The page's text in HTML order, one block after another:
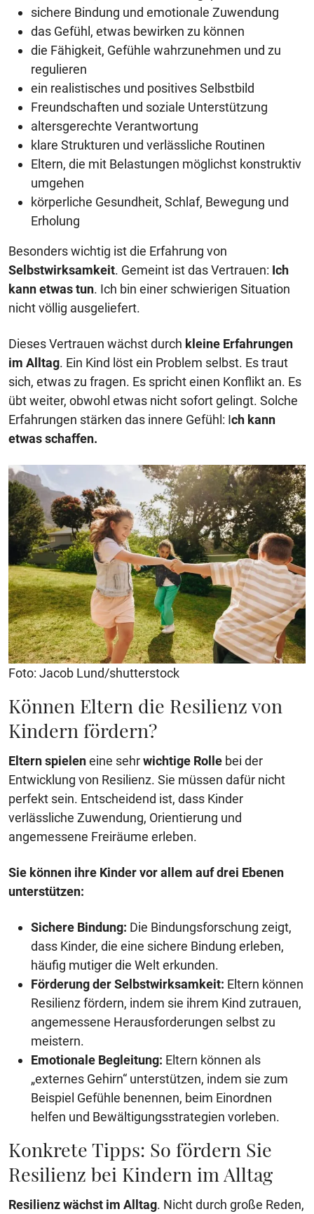
sichere Bindung und emotionale Zuwendung
das Gefühl, etwas bewirken zu können
die Fähigkeit, Gefühle wahrzunehmen und zu
regulieren
ein realistisches und positives Selbstbild
Freundschaften und soziale Unterstützung
altersgerechte Verantwortung
klare Strukturen und verlässliche Routinen
Eltern, die mit Belastungen möglichst konstruktiv
umgehen
körperliche Gesundheit, Schlaf, Bewegung und
Erholung
Besonders wichtig ist die Erfahrung von
Selbstwirksamkeit. Gemeint ist das Vertrauen: Ich
kann etwas tun. Ich bin einer schwierigen Situation
nicht völlig ausgeliefert.
Dieses Vertrauen wächst durch kleine Erfahrungen
im Alltag. Ein Kind löst ein Problem selbst. Es traut
sich, etwas zu fragen. Es spricht einen Konflikt an. Es
übt weiter, obwohl etwas nicht sofort gelingt. Solche
Erfahrungen stärken das innere Gefühl: Ich kann
etwas schaffen.
Foto: Jacob Lund/shutterstock
Können Eltern die Resilienz von
Kindern fördern?
Elternspieleneine sehrwichtige Rolle bei der
Entwicklung von Resilienz. Sie müssen dafür nicht
perfekt sein. Entscheidend ist, dass Kinder
verlässliche Zuwendung, Orientierung und
angemessene Freiräume erleben.
Sie können ihre Kinder vor allem auf drei Ebenen
unterstützen:
Sichere Bindung: Die Bindungsforschung zeigt,
dass Kinder, die eine sichere Bindung erleben,
häufig mutiger die Welt erkunden.
Förderung der Selbstwirksamkeit: Eltern können
Resilienz fördern, indem sie ihrem Kind zutrauen,
angemessene Herausforderungen selbst zu
meistern.
Emotionale Begleitung: Eltern können als
„externes Gehirn“ unterstützen, indem sie zum
Beispiel Gefühle benennen, beim Einordnen
helfen und Bewältigungsstrategien vorleben.
Konkrete Tipps: So fördern Sie
Resilienz bei Kindern im Alltag
Resilienz wächst im Alltag. Nicht durch große Reden,